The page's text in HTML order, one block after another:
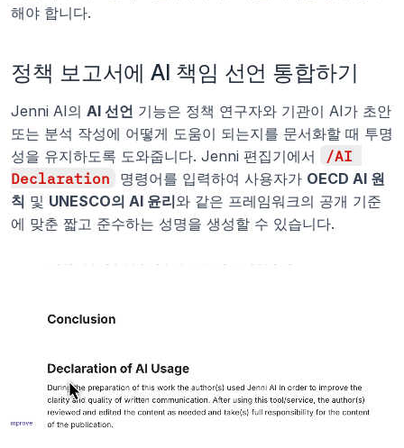
해야 합니다.
정책 보고서에 AI 책임 선언 통합하기
Jenni AI의 AI 선언 기능은 정책 연구자와 기관이 AI가 초안
또는 분석 작성에 어떻게 도움이 되는지를 문서화할 때 투명
성을 유지하도록 도와줍니다. Jenni 편집기에서
/AI
Declaration
명령어를 입력하여 사용자가 OECD AI 원
칙 및 UNESCO의 AI 윤리와 같은 프레임워크의 공개 기준
에 맞춘 짧고 준수하는 성명을 생성할 수 있습니다.